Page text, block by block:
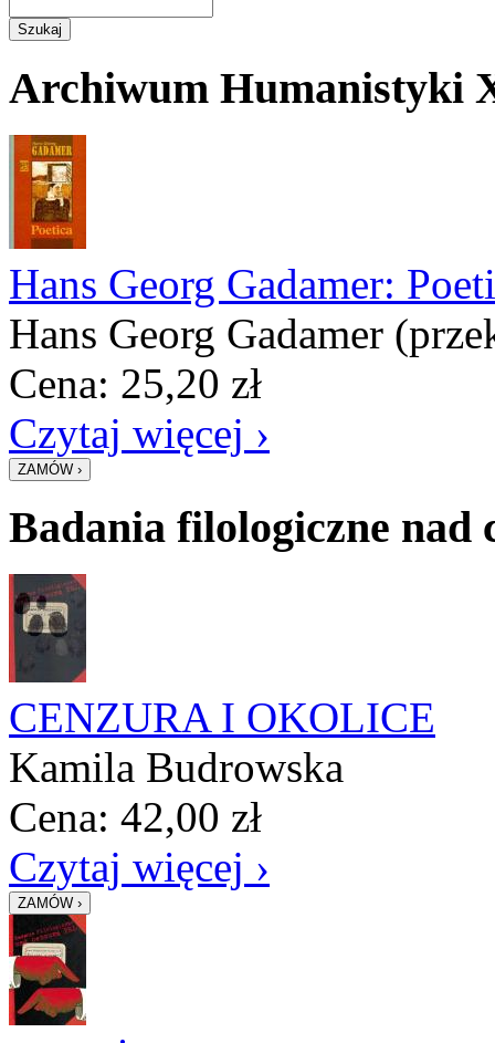
Archiwum Humanistyki
Hans Georg Gadamer:
Hans Georg Gadamer
Cena: 25,20 zł
Czytaj więcej ›
Badania filologiczne nad
CENZURA I OKOLICE
Kamila Budrowska
Cena: 42,00 zł
Czytaj więcej ›